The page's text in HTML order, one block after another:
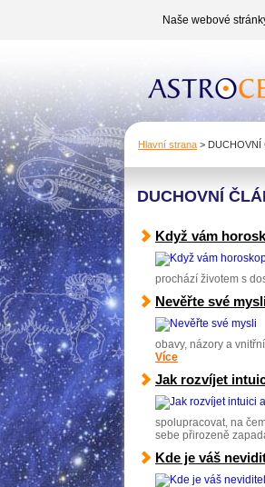
Naše webové
Hlavní strana > DUCHOVNÍ
DUCHOVNÍ
Když vám
prochází životem s
Nevěřte své
obavy, názory a
Více
Jak rozvíjet
spolupracovat, na
sebe přirozeně
Kde je váš